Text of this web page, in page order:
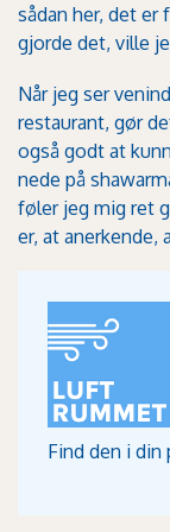
sådan her, det er
gjorde det, ville
Når jeg ser
restaurant, gør
også godt at
nede på
føler jeg mig ret
er, at anerkende,
Find den i din